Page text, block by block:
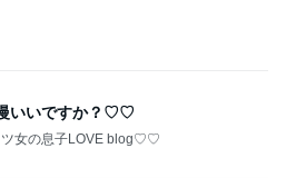
いいですか？♡♡
ツ女の息子LOVE blog♡♡